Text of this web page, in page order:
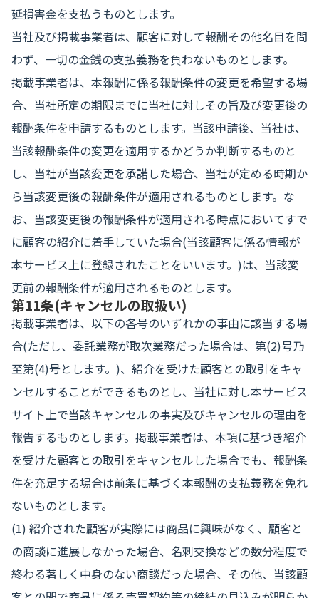
延損害金を支払うものとします。
当社及び掲載事業者は、顧客に対して報酬その他名目を問
わず、一切の金銭の支払義務を負わないものとします。
掲載事業者は、本報酬に係る報酬条件の変更を希望する場
合、当社所定の期限までに当社に対しその旨及び変更後の
報酬条件を申請するものとします。当該申請後、当社は、
当該報酬条件の変更を適用するかどうか判断するものと
し、当社が当該変更を承諾した場合、当社が定める時期か
ら当該変更後の報酬条件が適用されるものとします。な
お、当該変更後の報酬条件が適用される時点においてすで
に顧客の紹介に着手していた場合(当該顧客に係る情報が
本サービス上に登録されたことをいいます。)は、当該変
更前の報酬条件が適用されるものとします。
第11条(キャンセルの取扱い)
掲載事業者は、以下の各号のいずれかの事由に該当する場
合(ただし、委託業務が取次業務だった場合は、第(2)号乃
至第(4)号とします。)、紹介を受けた顧客との取引をキャ
ンセルすることができるものとし、当社に対し本サービス
サイト上で当該キャンセルの事実及びキャンセルの理由を
報告するものとします。掲載事業者は、本項に基づき紹介
を受けた顧客との取引をキャンセルした場合でも、報酬条
件を充足する場合は前条に基づく本報酬の支払義務を免れ
ないものとします。
(1) 紹介された顧客が実際には商品に興味がなく、顧客と
の商談に進展しなかった場合、名刺交換などの数分程度で
終わる著しく中身のない商談だった場合、その他、当該顧